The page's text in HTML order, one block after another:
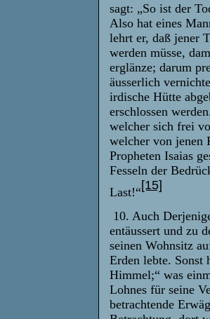
sagt: „So ist der
Also hat eines
lehrt er, daß jener
werden müsse,
erglänze; darum
äusserlich
irdische Hütte
erschlossen
welcher sich frei
welcher von jenen
Propheten Isaias
Fesseln der
Last!“
[15]
10. Auch
entäussert und zu
seinen Wohnsitz
Erden lebte. Sonst
Himmel;“ was
Lohnes für seine
betrachtende